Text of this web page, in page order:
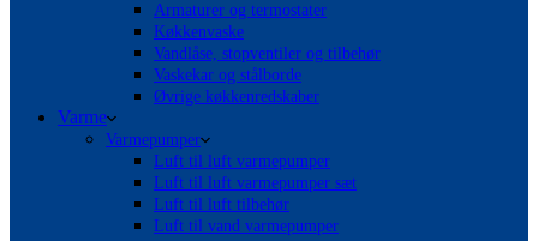
Armaturer og termostater
Køkkenvaske
Vandlåse, stopventiler og tilbehør
Vaskekar og stålborde
Øvrige køkkenredskaber
Varme
Varmepumper
Luft til luft varmepumper
Luft til luft varmepumper sæt
Luft til luft tilbehør
Luft til vand varmepumper